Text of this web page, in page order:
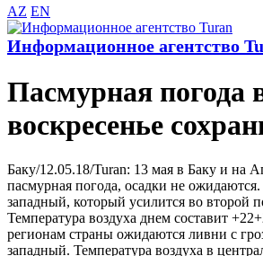
AZ EN
Информационное агентство
Пасмурная погода
воскресенье
Баку/12.05.18/Turan: 13 мая в Баку и на
пасмурная погода, осадки не ожидаются.
западный, который усилится во второй
Температура воздуха днем составит
регионам страны ожидаются ливни с
западный. Температура воздуха в